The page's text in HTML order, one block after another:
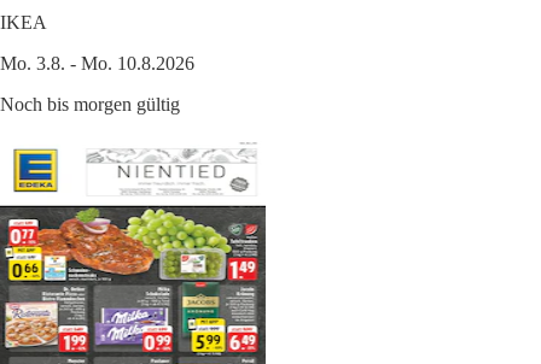
IKEA
Mo. 3.8. - Mo. 10.8.2026
Noch bis morgen gültig